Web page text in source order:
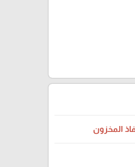
المخزون